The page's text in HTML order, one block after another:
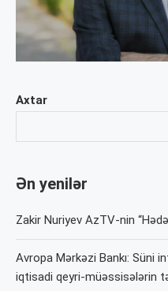
Axtar
Ən yenilər
Zakir Nuriyev AzTV-nin
Avropa Mərkəzi Bankı: Süni
iqtisadi qeyri-müəssisələrin